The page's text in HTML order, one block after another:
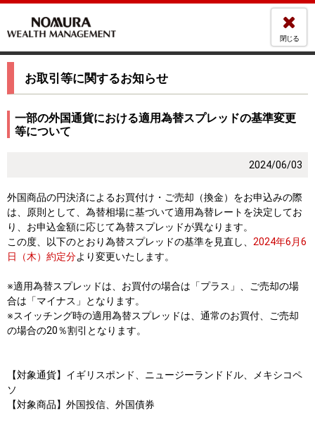
閉じる
お取引等に関するお知らせ
一部の外国通貨における適用為替スプレッドの基準変更
等について
2024/06/03
外国商品の円決済によるお買付け・ご売却（換金）をお申込みの際
は、原則として、為替相場に基づいて適用為替レートを決定してお
り、お申込金額に応じて為替スプレッドが異なります。
この度、以下のとおり為替スプレッドの基準を見直し、 2024年6月6
日（木）約定分より変更いたします。
※適用為替スプレッドは、お買付の場合は「プラス」、ご売却の場
合は「マイナス」となります。
※スイッチング時の適用為替スプレッドは、通常のお買付、ご売却
の場合の20％割引となります。
【対象通貨】イギリスポンド、ニュージーランドドル、メキシコペ
ソ
【対象商品】外国投信、外国債券